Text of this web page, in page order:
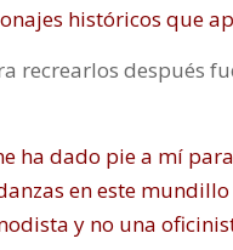
históricos que
recrearlos después
ha dado pie a mí
en este
y no una